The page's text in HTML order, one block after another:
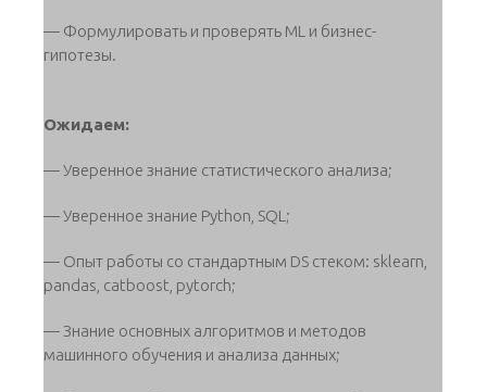
— Формулировать и проверять ML и бизнес-
гипотезы.
Ожидаем:
— Уверенное знание статистического анализа;
— Уверенное знание Python, SQL;
— Опыт работы со стандартным DS стеком: sklearn,
pandas, catboost, pytorch;
— Знание основных алгоритмов и методов
машинного обучения и анализа данных;